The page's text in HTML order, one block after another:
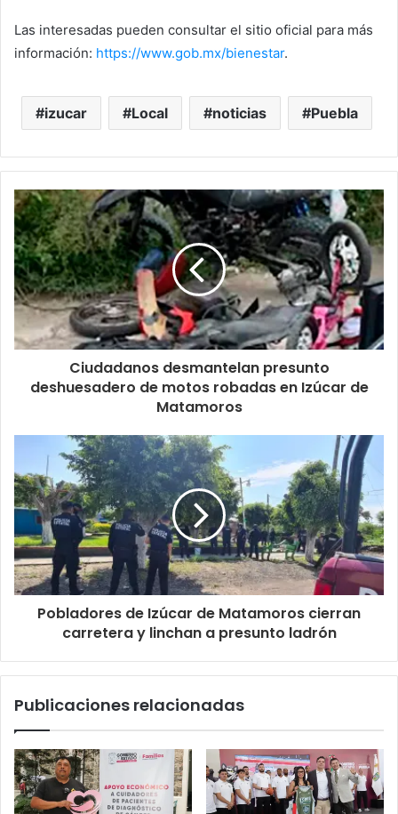
Las interesadas pueden consultar el sitio oficial para más
información: https://www.gob.mx/bienestar.
izucar Local noticias Puebla
Ciudadanos desmantelan presunto
deshuesadero de motos robadas en Izúcar de
Matamoros
Pobladores de Izúcar de Matamoros cierran
carretera y linchan a presunto ladrón
Publicaciones relacionadas